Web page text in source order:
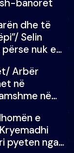
banorët
dhe të
Selin
nuk e
në fund
Arbër
në
në
e
pyeten nga